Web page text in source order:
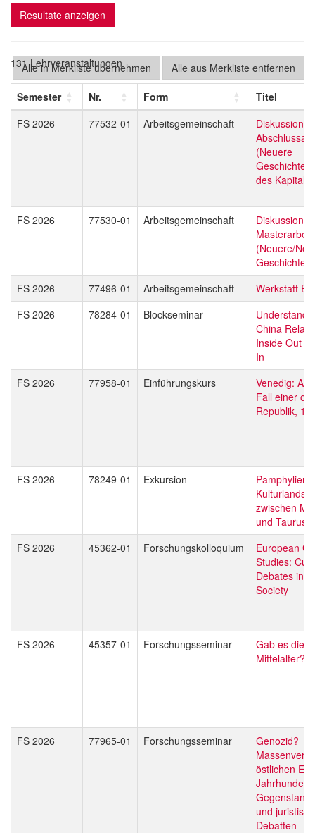
Resultate anzeigen
Alle aus Merkliste entfernen
Alle in Merkliste übernehmen
131 Lehrveranstaltungen
Semester Nr. Form
Titel
FS 2026
77532-01 Arbeitsgemeinschaft
Diskussion
(Neuere
Geschichte/
des
FS 2026 77530-01 Arbeitsgemeinschaft
Diskussion
(Neuere/
Geschichte)
FS 2026
77496-01 Arbeitsgemeinschaft
Werkstatt
FS 2026
78284-01 Blockseminar
China
Inside Out
In
FS 2026
77958-01 Einführungskurs
Venedig:
Fall einer
Republik,
FS 2026 78249-01 Exkursion
Pamphylien
zwischen
und
FS 2026
45362-01 Forschungskolloquium
European
Studies:
Debates in
Society
FS 2026 45357-01 Forschungsseminar
Gab es die
Mittelalter?
FS 2026 77965-01 Forschungsseminar
Genozid?
östlichen
Jahrhundert
Gegenstand
und
Debatten